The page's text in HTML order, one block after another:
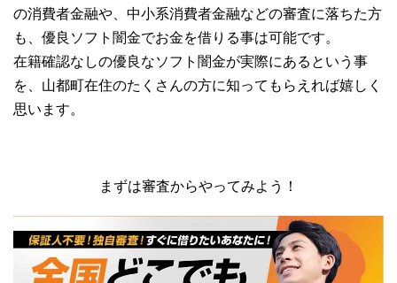
の消費者金融や、中小系消費者金融などの審査に落ちた方
も、優良ソフト闇金でお金を借りる事は可能です。
在籍確認なしの優良なソフト闇金が実際にあるという事
を、山都町在住のたくさんの方に知ってもらえれば嬉しく
思います。
まずは審査からやってみよう！